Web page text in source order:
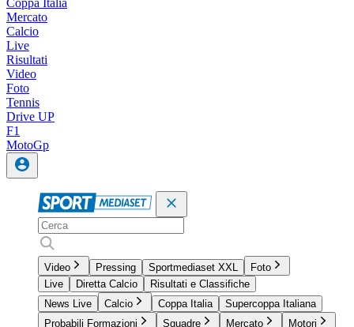
Coppa Italia
Mercato
Calcio
Live
Risultati
Video
Foto
Tennis
Drive UP
F1
MotoGp
Video Pressing Sportmediaset XXL
Foto
Live
Diretta Calcio
Risultati e Classifiche
News Live
Calcio Coppa Italia
Supercoppa Italiana
Probabili Formazioni
Squadre Mercato
Motori